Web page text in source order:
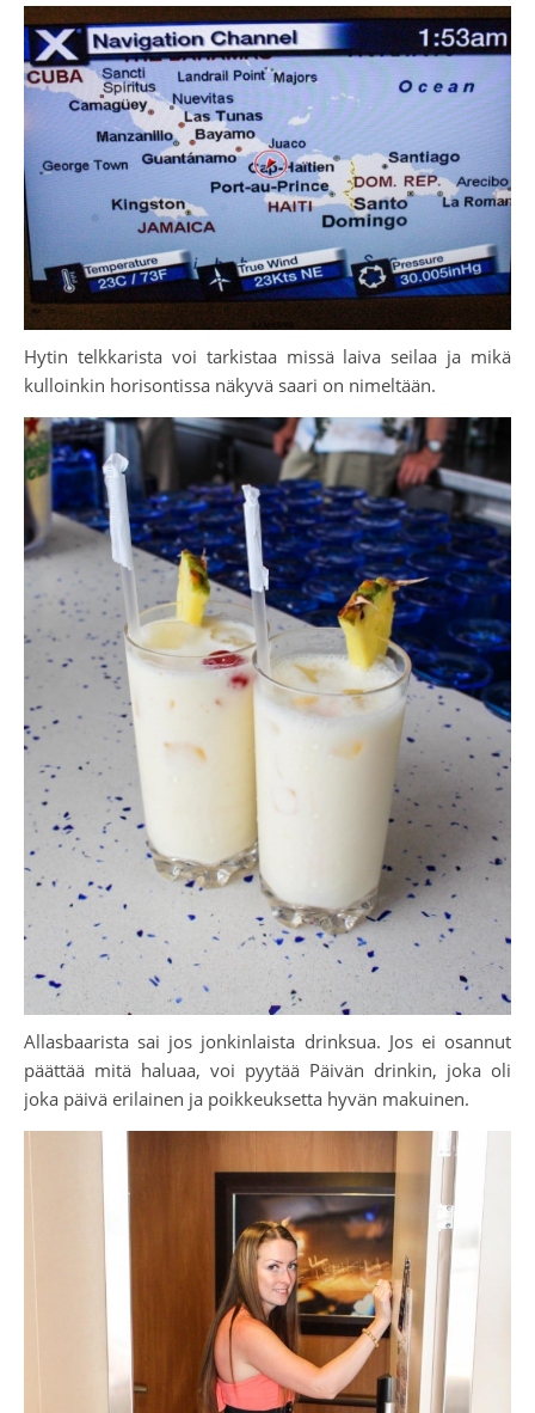
Hytin telkkarista voi tarkistaa missä laiva seilaa ja mikä
kulloinkin horisontissa näkyvä saari on nimeltään.
Allasbaarista sai jos jonkinlaista drinksua. Jos ei osannut
päättää mitä haluaa, voi pyytää Päivän drinkin, joka oli
joka päivä erilainen ja poikkeuksetta hyvän makuinen.